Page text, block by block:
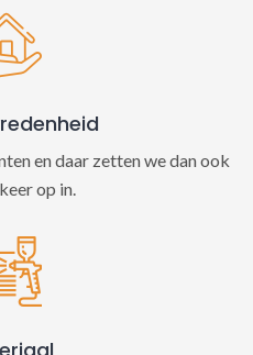
en daar zetten we dan ook
op in.